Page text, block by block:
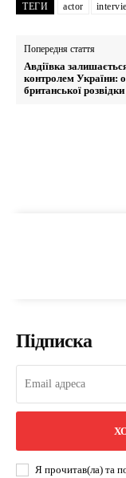
ТЕГИ actor
Попередня стаття
Авдіївка
контролем України:
британської розвідки
Підписка
Я прочитав(ла) та